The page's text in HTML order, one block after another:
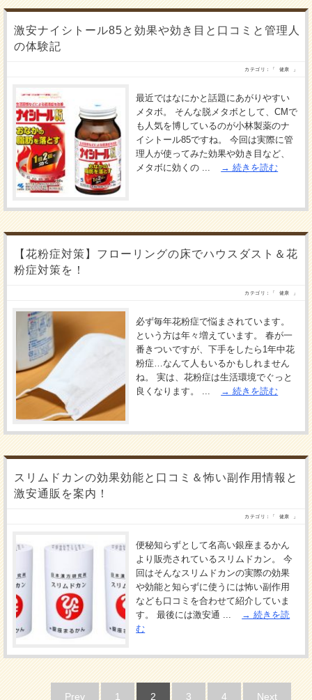
激安ナイシトール85と効果や効き目と口コミと管理人
の体験記
カテゴリ：「 健康 」
最近ではなにかと話題にあがりやすい
メタボ。 そんな脱メタボとして、CMで
も人気を博しているのが小林製薬のナ
イシトール85ですね。 今回は実際に管
理人が使ってみた効果や効き目など、
メタボに効くの ...
続きを読む
【花粉症対策】フローリングの床でハウスダスト＆花
粉症対策を！
カテゴリ：「 健康 」
必ず毎年花粉症で悩まされています。
という方は年々増えています。 春が一
番きついですが、下手をしたら1年中花
粉症…なんて人もいるかもしれません
ね。 実は、花粉症は生活環境でぐっと
良くなります。 ...
続きを読む
スリムドカンの効果効能と口コミ＆怖い副作用情報と
激安通販を案内！
カテゴリ：「 健康 」
便秘知らずとして名高い銀座まるかん
より販売されているスリムドカン。 今
回はそんなスリムドカンの実際の効果
や効能と知らずに使うには怖い副作用
なども口コミを合わせて紹介していま
す。 最後には激安通 ...
続きを読
む
Prev 1 2 3 4 Next